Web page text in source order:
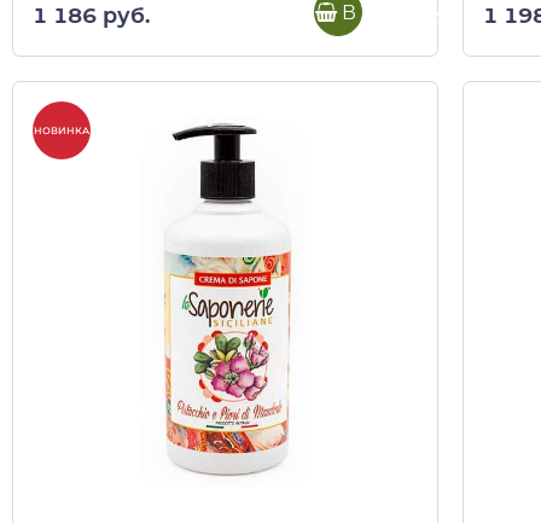
1 186 руб. В корзину 1
НОВИНКА